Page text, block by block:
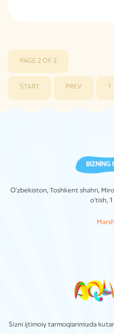
PAGE 2 OF 2
START PREV 1
BIZNING
O'zbekiston, Toshkent shahri,
o'tish, 1
Sizni ijtimoiy tarmoqlarimizda